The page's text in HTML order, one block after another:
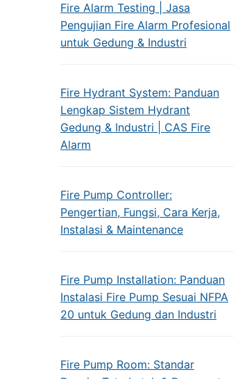
Fire Alarm Testing | Jasa
Pengujian Fire Alarm Profesional
untuk Gedung & Industri
Fire Hydrant System: Panduan
Lengkap Sistem Hydrant
Gedung & Industri | CAS Fire
Alarm
Fire Pump Controller:
Pengertian, Fungsi, Cara Kerja,
Instalasi & Maintenance
Fire Pump Installation: Panduan
Instalasi Fire Pump Sesuai NFPA
20 untuk Gedung dan Industri
Fire Pump Room: Standar